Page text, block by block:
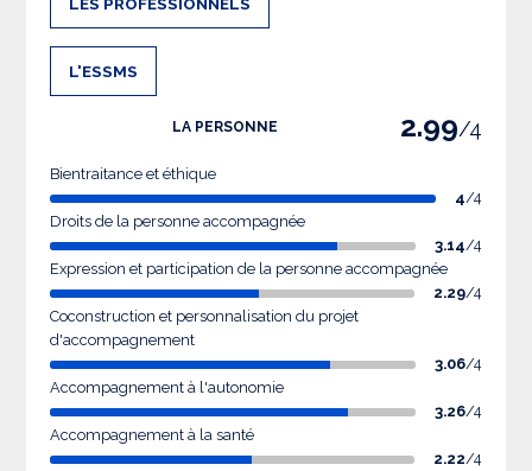
L'ESSMS
LA PERSONNE 2.99/4
Bientraitance et éthique
4/4
Droits de la personne accompagnée
3.14/4
Expression et participation de la personne accompagnée
2.29/4
Coconstruction et personnalisation du projet
d'accompagnement
3.06/4
Accompagnement à l'autonomie
3.26/4
Accompagnement à la santé
2.22/4